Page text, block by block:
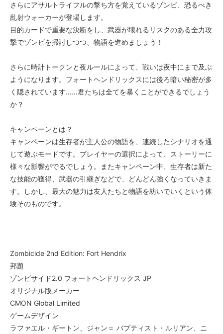
さらにアサルトライフルの撃ち方を覚えているゾンビ、恐るべき
乱射ウォーカーが登場します。
目的カードで重要な決断をし、武器が壊れるリスクのある全力攻
撃でゾンビを掃討しつつ、物語を進めましょう！
さらに時計トークンと夜ルールによって、戦いは夜中にまで及ぶ
ようになります。フォートヘンドリックスには後ろ暗い秘密が多
く隠されています……君たちは全てを暴くことができるでしょう
か？
キャンペーンとは？
キャンペーンは生存者が主人公の物語を、連続したシナリオを通
じて遊ぶモードです。プレイヤーの選択によって、ストーリーに
様々な影響がでるでしょう。またキャンペーン中、生存者は新た
な技能の獲得、武器の引継ぎなどで、どんどん強くなっていきま
す。しかし、最大の魅力は友人たちと物語を紡いでいくという体
験そのものです。
Zombicide 2nd Edition: Fort Hendrix
邦題
ゾンビサイド2.0 フォートヘンドリックス JP
オリジナル版メーカー
CMON Global Limited
ゲームデザイン
ラファエル・ギートン、ジャン＝ バプティスト・ルリアン、ニ